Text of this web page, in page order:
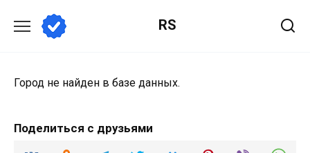
содержанию
RS
Город не найден в базе данных.
Поделиться с друзьями